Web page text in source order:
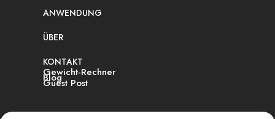
ANWENDUNG
ÜBER
KONTAKT
Gewicht-Rechner
Blog
Guest Post